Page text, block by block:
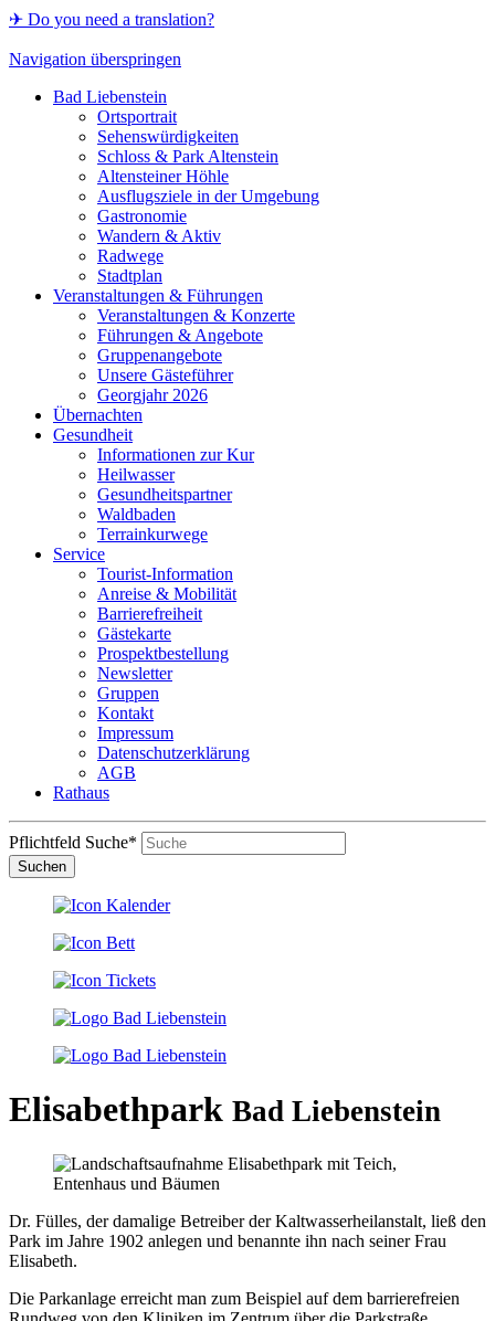
✈ Do you need a translation?
Navigation überspringen
Bad Liebenstein
Ortsportrait
Sehenswürdigkeiten
Schloss & Park Altenstein
Altensteiner Höhle
Ausflugsziele in der Umgebung
Gastronomie
Wandern & Aktiv
Radwege
Stadtplan
Veranstaltungen & Führungen
Veranstaltungen & Konzerte
Führungen & Angebote
Gruppenangebote
Unsere Gästeführer
Georgjahr 2026
Übernachten
Gesundheit
Informationen zur Kur
Heilwasser
Gesundheitspartner
Waldbaden
Terrainkurwege
Service
Tourist-Information
Anreise & Mobilität
Barrierefreiheit
Gästekarte
Prospektbestellung
Newsletter
Gruppen
Kontakt
Impressum
Datenschutzerklärung
AGB
Rathaus
Pflichtfeld Suche*
Suchen
Elisabethpark Bad Liebenstein
Dr. Fülles, der damalige Betreiber der Kaltwasserheilanstalt, ließ den
Park im Jahre 1902 anlegen und benannte ihn nach seiner Frau
Elisabeth.
Die Parkanlage erreicht man zum Beispiel auf dem barrierefreien